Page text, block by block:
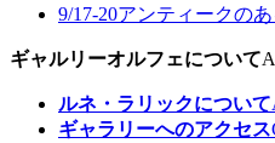
9/17-20アンティークの
ギャルリーオルフェについて
ルネ・ラリックについて
ギャラリーへのアクセス